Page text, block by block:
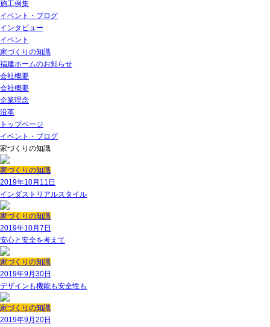
施工例集
イベント・ブログ
インタビュー
イベント
家づくりの知識
福建ホームのお知らせ
会社概要
会社概要
企業理念
沿革
トップページ
イベント・ブログ
家づくりの知識
家づくりの知識
2019年10月11日
インダストリアルスタイル
家づくりの知識
2019年10月7日
安心と安全を考えて
家づくりの知識
2019年9月30日
デザインも機能も安全性も
家づくりの知識
2019年9月20日